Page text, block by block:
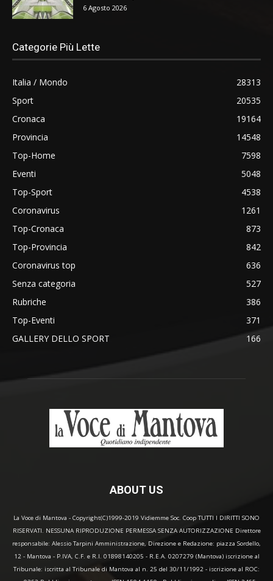
6 Agosto 2026
Categorie Più Lette
Italia / Mondo
28313
Sport
20535
Cronaca
19164
Provincia
14548
Top-Home
7598
Eventi
5048
Top-Sport
4538
Coronavirus
1261
Top-Cronaca
873
Top-Provincia
842
Coronavirus top
636
Senza categoria
527
Rubriche
386
Top-Eventi
371
GALLERY DELLO SPORT
166
ABOUT US
La Voce di Mantova - Copyright(C)1999-2019 Vidiemme Soc. Coop TUTTI I DIRITTI SONO
RISERVATI. NESSUNA RIPRODUZIONE PERMESSA SENZA AUTORIZZAZIONE Direttore
responsabile: Alessio Tarpini Amministrazione, Direzione e Redazione: piazza Sordello,
12 - Mantova - P.IVA, C.F. e R.I. 01898140205 - R.E.A. 0207279 (Mantova) iscrizione al
Tribunale: iscritta al Tribunale di Mantova al n. 25 del 30/11/1992 - iscrizione al ROC: